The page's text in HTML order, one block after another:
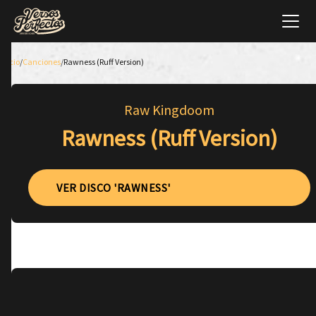
Inicio/Canciones/Rawness (Ruff Version)
Raw Kingdoom
Rawness (Ruff Version)
VER DISCO 'RAWNESS'